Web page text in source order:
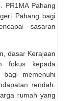
PR1MA Pahang
Pahang bagi
sasaran
dasar Kerajaan
fokus kepada
bagi memenuhi
rendah.
rumah yang